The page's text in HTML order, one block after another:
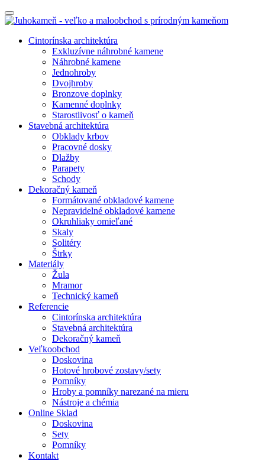
Cintorínska architektúra
Exkluzívne náhrobné kamene
Náhrobné kamene
Jednohroby
Dvojhroby
Bronzove doplnky
Kamenné doplnky
Starostlivosť o kameň
Stavebná architektúra
Obklady krbov
Pracovné dosky
Dlažby
Parapety
Schody
Dekoračný kameň
Formátované obkladové kamene
Nepravidelné obkladové kamene
Okruhliaky omieľané
Skaly
Solitéry
Štrky
Materiály
Žula
Mramor
Technický kameň
Referencie
Cintorínska architektúra
Stavebná architektúra
Dekoračný kameň
Veľkoobchod
Doskovina
Hotové hrobové zostavy/sety
Pomníky
Hroby a pomníky narezané na mieru
Nástroje a chémia
Online Sklad
Doskovina
Sety
Pomníky
Kontakt